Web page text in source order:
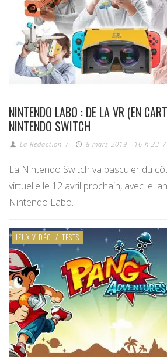
NINTENDO LABO : DE LA VR (EN
NINTENDO SWITCH
La Redaction / 8 mars 2019 - 16 h 23 /
La Nintendo Switch va basculer du
virtuelle le 12 avril prochain, avec le
Nintendo Labo.
JEUX VIDÉO / TESTS